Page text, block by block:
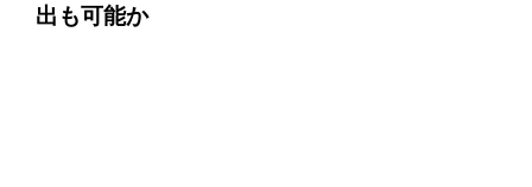
出も可能か